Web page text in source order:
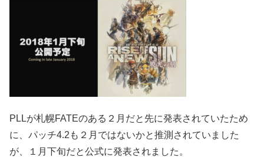
PLLが札幌FATEのある２月だと先に発表されていたため
に、パッチ4.2も２月ではないかと推測されていました
が、１月下旬だと公式に発表されました。